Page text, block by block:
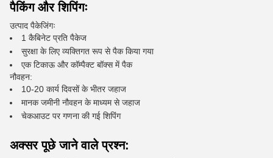
पैकिंग और शिपिंगः
उत्पाद पैकेजिंगः
1 कैबिनेट प्रति पैकेज
सुरक्षा के लिए व्यक्तिगत रूप से पैक किया गया
एक टिकाऊ और कॉम्पैक्ट बॉक्स में पैक
नौवहन:
10-20 कार्य दिवसों के भीतर जहाज
मानक जमीनी नौवहन के माध्यम से जहाज
चेकआउट पर गणना की गई शिपिंग
अक्सर पूछे जाने वाले प्रश्न: